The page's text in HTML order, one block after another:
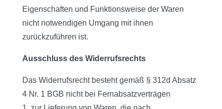
Eigenschaften und Funktionsweise der Waren
nicht notwendigen Umgang mit ihnen
zurückzuführen ist.
Ausschluss des Widerrufsrechts
Das Widerrufsrecht besteht gemäß § 312d Absatz
4 Nr. 1 BGB nicht bei Fernabsatzverträgen